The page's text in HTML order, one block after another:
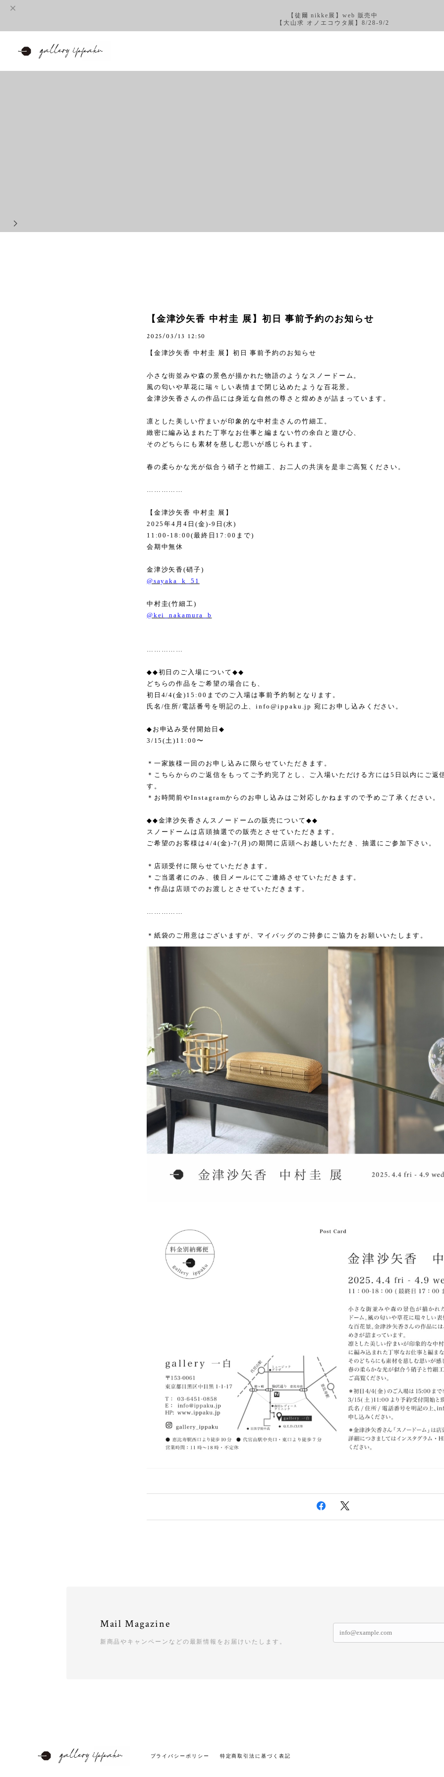
【徒爾 nikke展】web 販売中
【大山求 オノエコウタ展】8/28-9/2
【金津沙矢香 中村圭 展】初日 事前予約のお知らせ
2025/03/13 12:50
【金津沙矢香 中村圭 展】初日 事前予約のお知らせ
小さな街並みや森の景色が描かれた物語のようなスノードーム。
風の匂いや草花に瑞々しい表情まで閉じ込めたような百花景。
金津沙矢香さんの作品には身近な自然の尊さと煌めきが詰まっています。
凛とした美しい佇まいが印象的な中村圭さんの竹細工。
緻密に編み込まれた丁寧なお仕事と編まない竹の余白と遊び心、
そのどちらにも素材を慈しむ思いが感じられます。
春の柔らかな光が似合う硝子と竹細工、お二人の共演を是非ご高覧ください。
……………
【金津沙矢香 中村圭 展】
2025年4 月4 日 (金)-9 日 (水)
11:00-18:00(最終日 17:00 まで)
会期中無休
金津沙矢香(硝子)
@sayaka_k_51
中村圭(竹細工)
@kei_nakamura_b
……………
◆◆初日のご入場について ◆◆
どちらの作品をご希望の場合にも、
初日 4/4(金)15:00 までのご入場は事前予約制となります。
氏名 /住所/ 電話番号を明記の上、info@ippaku.jp 宛にお申し込みください。
◆ お申込み受付開始日 ◆
3/15(土)11:00 〜
＊一家族様一回のお申し込みに限らせていただきます。
＊こちらからのご返信をもってご予約完了とし、ご入場いただける方には5 日以内にご返
す。
＊お時間前やInstagramからのお申し込みはご対応しかねますので予めご了承ください。
◆◆金津沙矢香さんスノードームの販売について ◆◆
スノードームは店頭抽選での販売とさせていただきます。
ご希望のお客様は4/4(金)-7( 月)の期間に店頭へお越しいただき、抽選にご参加下さい。
＊店頭受付に限らせていただきます。
＊ご当選者にのみ、後日メールにてご連絡させていただきます。
＊作品は店頭でのお渡しとさせていただきます。
……………
＊紙袋のご用意はございますが、マイバッグのご持参にご協力をお願いいたします。
Mail Magazine
新商品やキャンペーンなどの最新情報をお届けいたします。
プライバシーポリシー 特定商取引法に基づく表記